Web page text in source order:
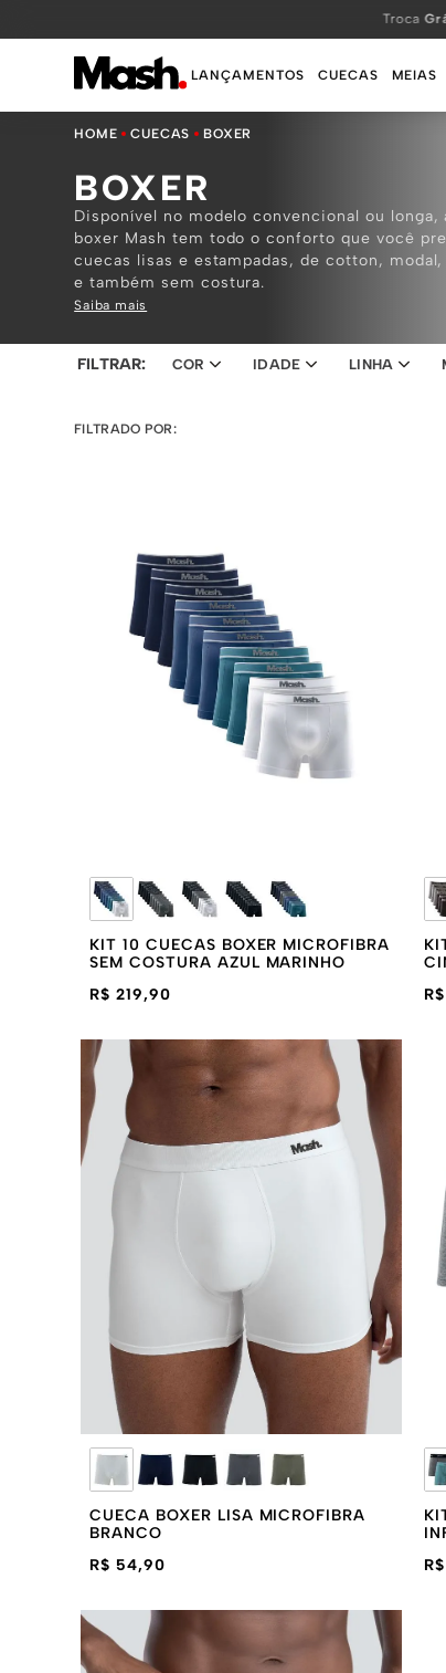
Troca
LANÇAMENTOS CUECAS MEIAS
CUECAS BOXER
BOXER
Disponível no modelo convencional ou longa,
boxer Mash tem todo o conforto que você
cuecas lisas e estampadas, de cotton,
e também sem costura.
Saiba mais
FILTRAR: COR
AZUL ROYAL
IDADE LINHA
FILTRADO POR:
KIT 10 CUECAS BOXER MICROFIBRA
SEM COSTURA AZUL MARINHO
R$ 219,90
CUECA BOXER LISA MICROFIBRA
BRANCO
R$ 54,90
2º INFANTIL
KITS
SUNGA
CUECA
MEIA
8º KIT CUECA
KIT CUECA BOXER